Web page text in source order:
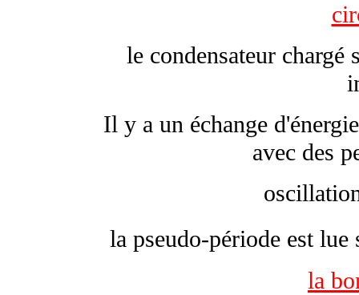
le condensateur chargé
Il y a un échange
avec des
la pseudo-période est
la